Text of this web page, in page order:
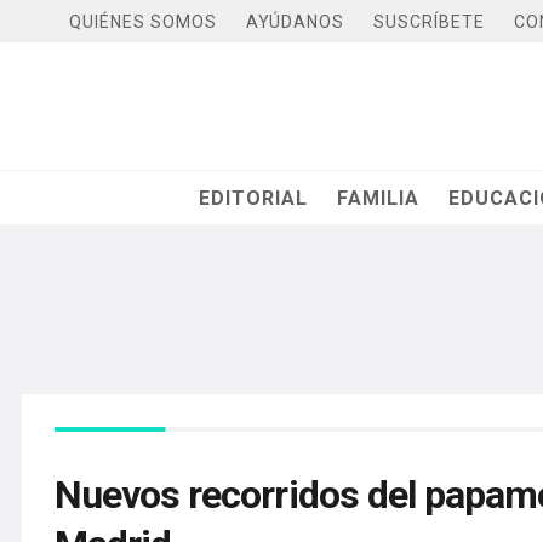
QUIÉNES SOMOS AYÚDANOS SUSCRÍBETE
EDITORIAL FAMILIA
Nuevos recorridos del